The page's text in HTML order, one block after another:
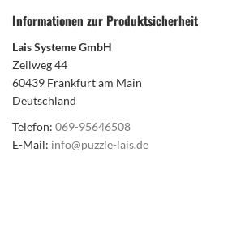
Informationen zur Produktsicherheit
Lais Systeme GmbH
Zeilweg 44
60439 Frankfurt am Main
Deutschland
Telefon: 069-95646508
E-Mail: info@puzzle-lais.de